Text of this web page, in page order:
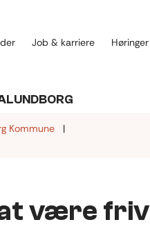
Job & karriere
Kommune
være